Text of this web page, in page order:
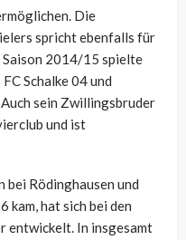
Die
spricht ebenfalls für
Saison 2014/15 spielte
Schalke 04 und
sein Zwillingsbruder
und ist
bei Rödinghausen und
kam, hat sich bei den
entwickelt. In insgesamt